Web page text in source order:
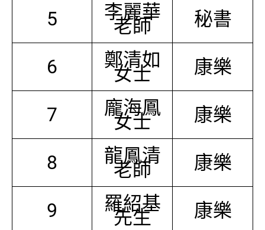
5 李麗華
老師 秘書
6 鄭清如
女士 康樂
7 龐海鳳
女士 康樂
8 龍鳳清
老師 康樂
9 羅紹基
先生 康樂